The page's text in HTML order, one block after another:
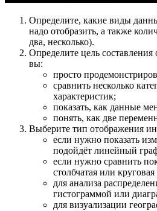
Определите, какие виды
надо отобразить, а также
два, несколько).
Определите цель
вы:
просто
сравнить несколько
характеристик;
показать, как данные
понять, как две
Выберите тип отображения
если нужно показать
подойдёт линейный
если нужно сравнить
столбчатая или
для анализа
гистограммой или
для визуализации